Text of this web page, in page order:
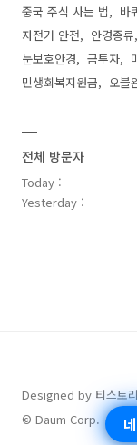
중국 주식 사는 법
바
자전거 안전
안경종류
눈보호안경
금투자
민생회복지원금
오블
전체 방문자
Today :
Yesterday :
Designed by 티스토
© Daum Corp.